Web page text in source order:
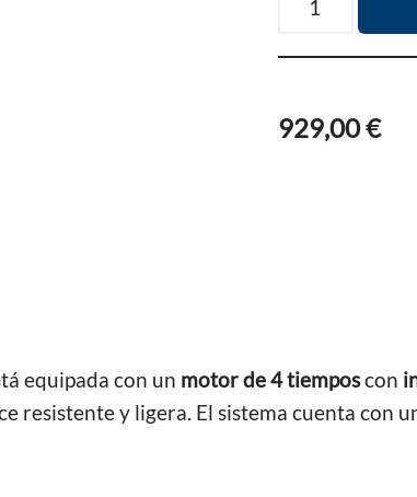
929,00€
equipada con un motor de 4 tiemposcon
resistente y ligera. El sistema cuenta con